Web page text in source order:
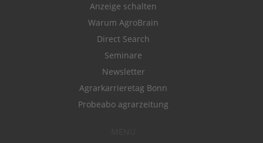
Anzeige schalten
Warum AgroBrain
Direct Search
Seminare
Newsletter
Agrarkarrieretag Bonn
Probeabo agrarzeitung